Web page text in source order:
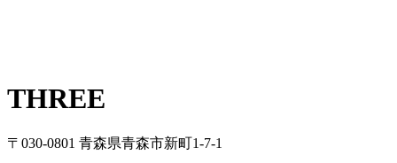
THREE
〒030-0801 青森県青森市新町1-7-1